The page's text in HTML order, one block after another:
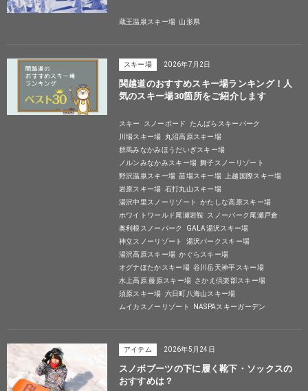
蔵王温泉スキー場 山形県
スキー場 2026年7月2日
関越道のおすすめスキー場ランキング！人
気のスキー場30箇所をご紹介します
スキー スノーボード
たんばらスキーパーク
川場スキー場
丸沼高原スキー場
群馬みなかみほうだいぎスキー場
ノルンみなかみスキー場 舞子スノーリゾート
野沢温泉スキー場 苗場スキー場
上越国際スキー場
岩原スキー場 石打丸山スキー場
湯沢中里スノーリゾート
かたしな高原スキー場
ホワイトワールド尾瀬岩鞍 スノーパーク尾瀬戸倉
奥利根スノーパーク
GALA湯沢スキー場
神立スノーリゾート
湯沢パークスキー場
湯沢高原スキー場 かぐらスキー場
オグナほたかスキー場 谷川岳天神平スキー場
水上高原 藤原スキー場 さかえ倶楽部スキー場
須原スキー場 六日町八海山スキー場
ムイカスノーリゾート
NASPAスキーガーデン
アイテム 2026年5月24日
スノボブーツの下に履く靴下・ソックスの
おすすめは？